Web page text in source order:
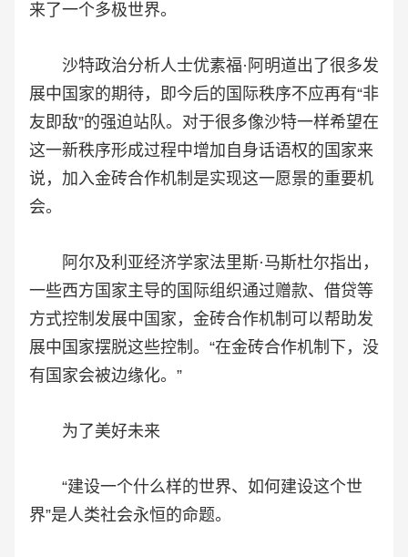
来了一个多极世界。
沙特政治分析人士优素福·阿明道出了很多发
展中国家的期待，即今后的国际秩序不应再有“非
友即敌”的强迫站队。对于很多像沙特一样希望在
这一新秩序形成过程中增加自身话语权的国家来
说，加入金砖合作机制是实现这一愿景的重要机
会。
阿尔及利亚经济学家法里斯·马斯杜尔指出，
一些西方国家主导的国际组织通过赠款、借贷等
方式控制发展中国家，金砖合作机制可以帮助发
展中国家摆脱这些控制。“在金砖合作机制下，没
有国家会被边缘化。”
为了美好未来
“建设一个什么样的世界、如何建设这个世
界”是人类社会永恒的命题。